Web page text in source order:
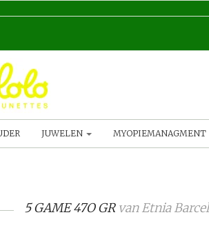
JUWELEN MYOPIEMANAGMENT
5 GAME 47O GR vanEtnia